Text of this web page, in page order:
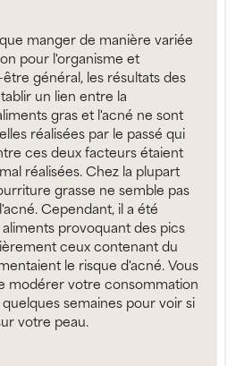
manger de manière variée
pour l'organisme et
général, les résultats des
un lien entre la
gras et l'acné ne sont
réalisées par le passé qui
ces deux facteurs étaient
réalisées. Chez la plupart
grasse ne semble pas
Cependant, il a été
provoquant des pics
ceux contenant du
le risque d'acné. Vous
modérer votre consommation
semaines pour voir si
votre peau.